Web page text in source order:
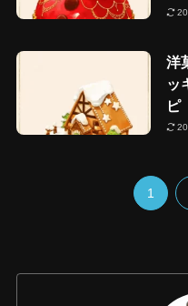
洋
ッ
ピ
1